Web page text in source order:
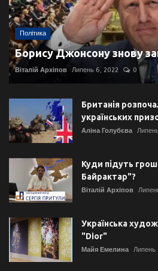
Політика
Борису Джонсону знову
Віталій Архіпов Липень 6, 2022 0
Британія
українських
Аліна Голубєва
Куди підуть
Байрактар"?
Віталій Архіпов
Українська
"Dior"
Майя Емелина Липень